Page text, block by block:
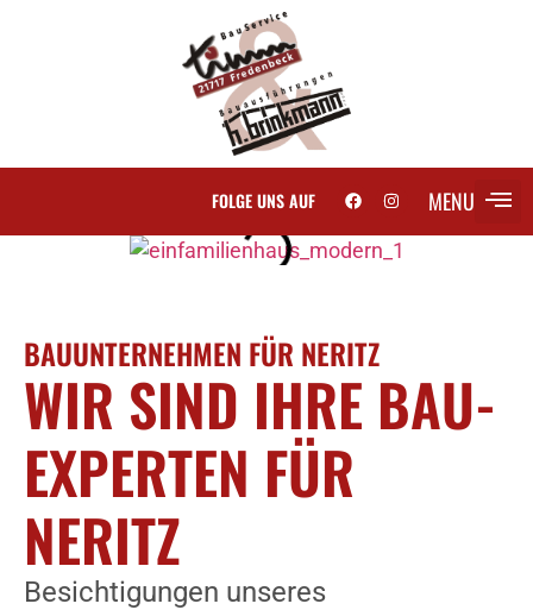
FOLGE UNS AUF MENU
BAUUNTERNEHMEN FÜR NERITZ
WIR SIND IHRE BAU-
EXPERTEN FÜR
NERITZ
Besichtigungen unseres